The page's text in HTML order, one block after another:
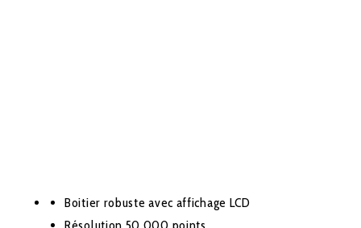
Boitier robuste avec affichage LCD